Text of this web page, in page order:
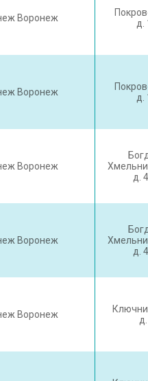
Воронеж
д.
Воронеж
д.
Воронеж
д.
Воронеж
д.
Воронеж